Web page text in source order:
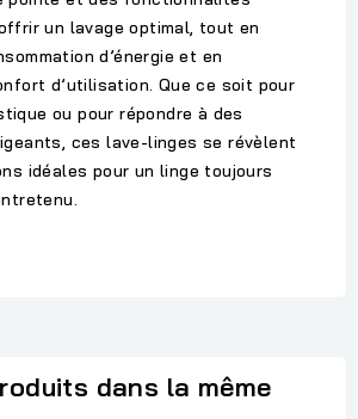
un lavage optimal, tout en
d’énergie et en
d’utilisation. Que ce soit pour
ou pour répondre à des
ces lave-linges se révèlent
idéales pour un linge toujours
dans la même